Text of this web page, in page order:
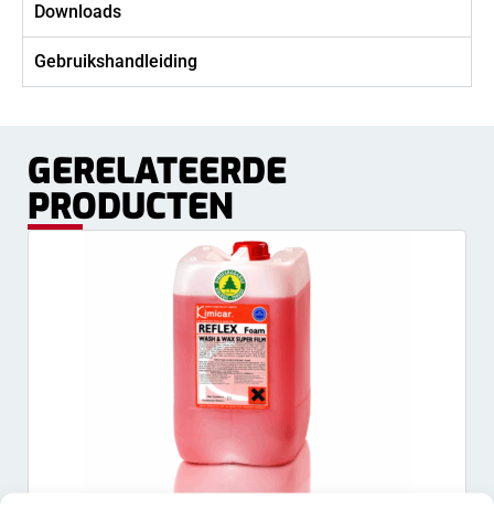
Downloads
Gebruikshandleiding
GERELATEERDE
PRODUCTEN